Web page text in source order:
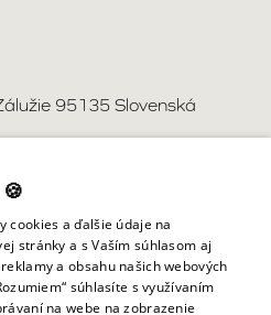
95135 Slovenská
cookies a ďalšie údaje na
stránky a s Vaším súhlasom aj
a obsahu našich webových
súhlasíte s využívaním
na webe na zobrazenie